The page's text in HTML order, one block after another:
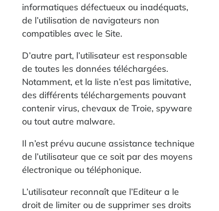
informatiques défectueux ou inadéquats,
de l’utilisation de navigateurs non
compatibles avec le Site.
D’autre part, l’utilisateur est responsable
de toutes les données téléchargées.
Notamment, et la liste n’est pas limitative,
des différents téléchargements pouvant
contenir virus, chevaux de Troie, spyware
ou tout autre malware.
Il n’est prévu aucune assistance technique
de l’utilisateur que ce soit par des moyens
électronique ou téléphonique.
L’utilisateur reconnaît que l’Editeur a le
droit de limiter ou de supprimer ses droits